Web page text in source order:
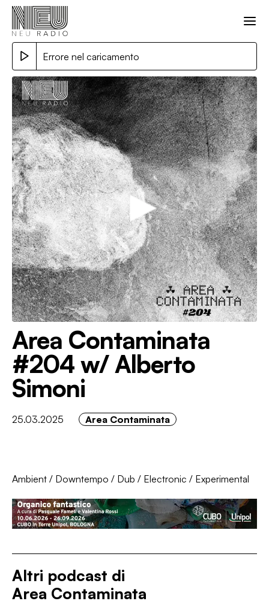
Errore nel caricamento
Area Contaminata
#204 w/ Alberto
Simoni
25.03.2025 Area Contaminata
Ambient / Downtempo / Dub / Electronic / Experimental
Altri podcast di
Area Contaminata